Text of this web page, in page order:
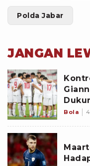
Polda Jabar
JANGAN
Bola